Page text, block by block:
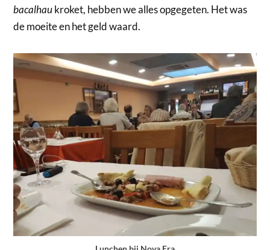
bacalhaukroket, hebben we alles opgegeten. Het was
de moeite en het geld waard.